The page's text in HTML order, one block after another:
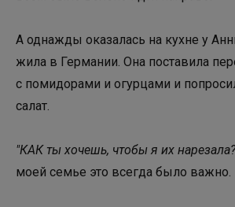
А однажды оказалась на кухне у
жила в Германии. Она поставила
с помидорами и огурцами и
салат.
"КАК ты хочешь, чтобы я их
моей семье это всегда было важно.